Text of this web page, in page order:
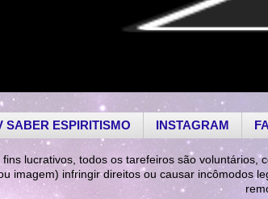
SABER ESPIRITISMO INSTAGRAM
lucrativos, todos os tarefeiros são
imagem) infringir direitos ou causar incômodos